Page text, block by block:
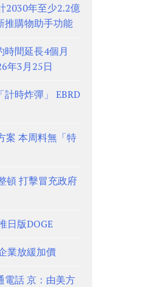
2030年至少2.2億
購物助手功能
時間延長4個月
年3月25日
時炸彈」 EBRD
案 本周料無「特
頓 打擊冒充政府
日版DOGE
業放緩加價
電話 京：由美方